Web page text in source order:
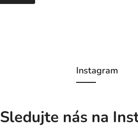
Instagram
Sledujte nás na